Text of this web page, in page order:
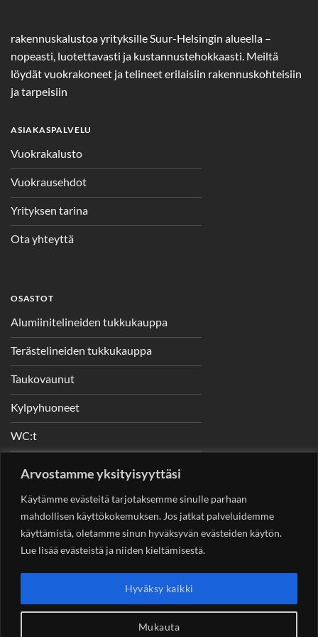
Arvostamme yksityisyyttäsi
Käytämme evästeitä tarjotaksemme sinulle parhaan
mahdollisen käyttökokemuksen. Jos jatkat palveluidemme
käyttämistä, oletamme sinun hyväksyvän evästeiden käytön.
Lue lisää evästeistä ja niiden kieltämisestä.
Mukauta
Hyväksy kaikki
rakennuskalustoa yrityksille Suur-Helsingin alueella –
nopeasti, luotettavasti ja kustannustehokkaasti. Meiltä
löydät vuokrakoneet ja telineet erilaisiin rakennuskohteisiin
ja tarpeisiin
ASIAKASPALVELU
Vuokrakalusto
Vuokrausehdot
Yrityksen tarina
Ota yhteyttä
OSASTOT
Alumiinitelineiden tukkukauppa
Terästelineiden tukkukauppa
Taukovaunut
Kylpyhuoneet
WC:t
YHTEYSTIEDOT
Helsingin Rakennuskonevuokraus OySotungintie 449,
00890 Helsinki 0400 99 53 63
asiakaspalvelu@rakennuskonevuokraus.fi